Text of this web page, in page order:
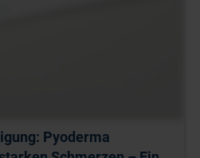
Pyoderma